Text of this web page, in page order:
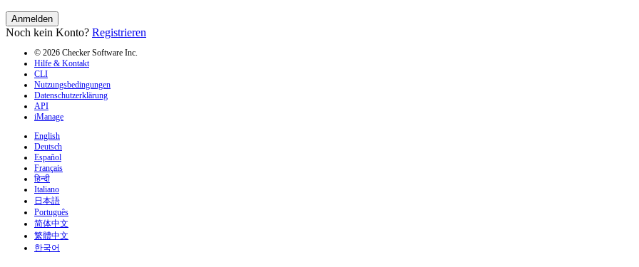
Anmelden
Noch kein Konto? Registrieren
© 2026 Checker Software Inc.
Hilfe & Kontakt
CLI
Nutzungsbedingungen
Datenschutzerklärung
API
iManage
English
Deutsch
Español
Français
हिन्दी
Italiano
日本語
Português
简体中文
繁體中文
한국어